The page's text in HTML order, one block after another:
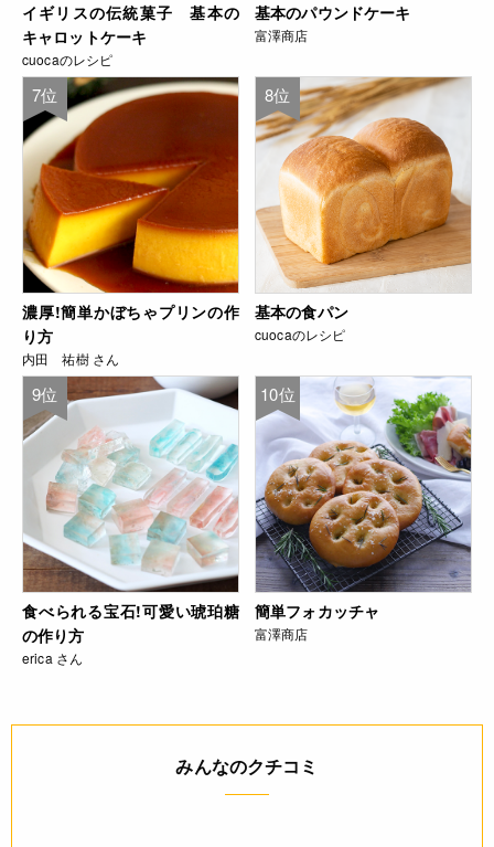
イギリスの伝統菓子 基本の
キャロットケーキ
cuocaのレシピ
基本のパウンドケーキ
富澤商店
7位
濃厚!簡単かぼちゃプリンの作
り方
内田 祐樹 さん
8位
基本の食パン
cuocaのレシピ
9位
食べられる宝石!可愛い琥珀糖
の作り方
erica さん
10位
簡単フォカッチャ
富澤商店
みんなのクチコミ